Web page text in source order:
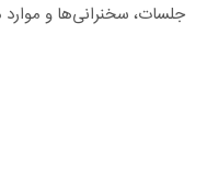
جلسات، سخنرانی‌ها و موارد